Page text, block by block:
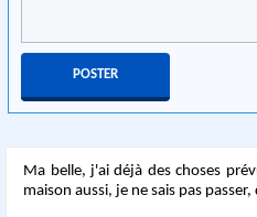
Ma belle, j'ai déjà des choses
maison aussi, je ne sais pas passer,